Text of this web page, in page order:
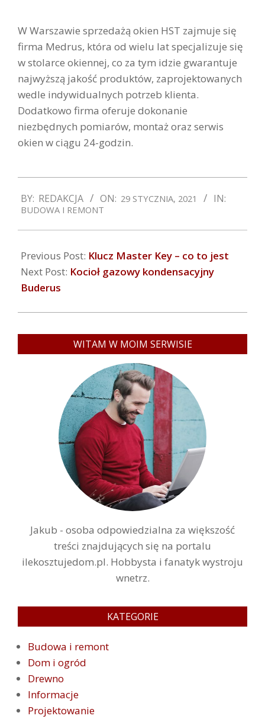
W Warszawie sprzedażą okien HST zajmuje się
firma Medrus, która od wielu lat specjalizuje się
w stolarce okiennej, co za tym idzie gwarantuje
najwyższą jakość produktów, zaprojektowanych
wedle indywidualnych potrzeb klienta.
Dodatkowo firma oferuje dokonanie
niezbędnych pomiarów, montaż oraz serwis
okien w ciągu 24-godzin.
01-
29
BY: REDAKCJA ON: 29 STYCZNIA, 2021 IN:
BUDOWA I REMONT
Previous Post: Klucz Master Key – co to jest
Next Post: Kocioł gazowy kondensacyjny
Buderus
WITAM W MOIM SERWISIE
Jakub - osoba odpowiedzialna za większość
treści znajdujących się na portalu
ilekosztujedom.pl. Hobbysta i fanatyk wystroju
wnetrz.
KATEGORIE
Budowa i remont
Dom i ogród
Drewno
Informacje
Projektowanie